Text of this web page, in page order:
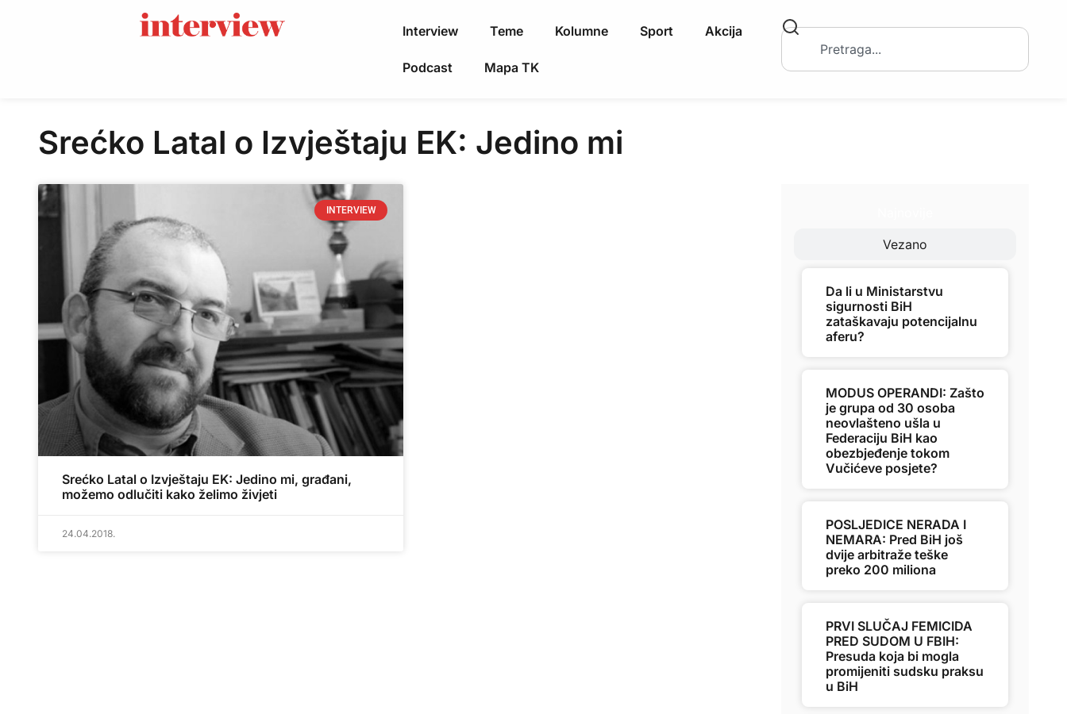
Interview Teme Kolumne Sport Akcija
Podcast Mapa TK
Srećko Latal o Izvještaju EK: Jedino mi
INTERVIEW
Srećko Latal o Izvještaju EK: Jedino mi, građani,
možemo odlučiti kako želimo živjeti
24.04.2018.
Vezano
Da li u Ministarstvu
sigurnosti BiH
zataškavaju potencijalnu
aferu?
MODUS OPERANDI: Zašto
je grupa od 30 osoba
neovlašteno ušla u
Federaciju BiH kao
obezbjeđenje tokom
Vučićeve posjete?
POSLJEDICE NERADA I
NEMARA: Pred BiH još
dvije arbitraže teške
preko 200 miliona
PRVI SLUČAJ FEMICIDA
PRED SUDOM U FBIH:
Presuda koja bi mogla
promijeniti sudsku praksu
u BiH